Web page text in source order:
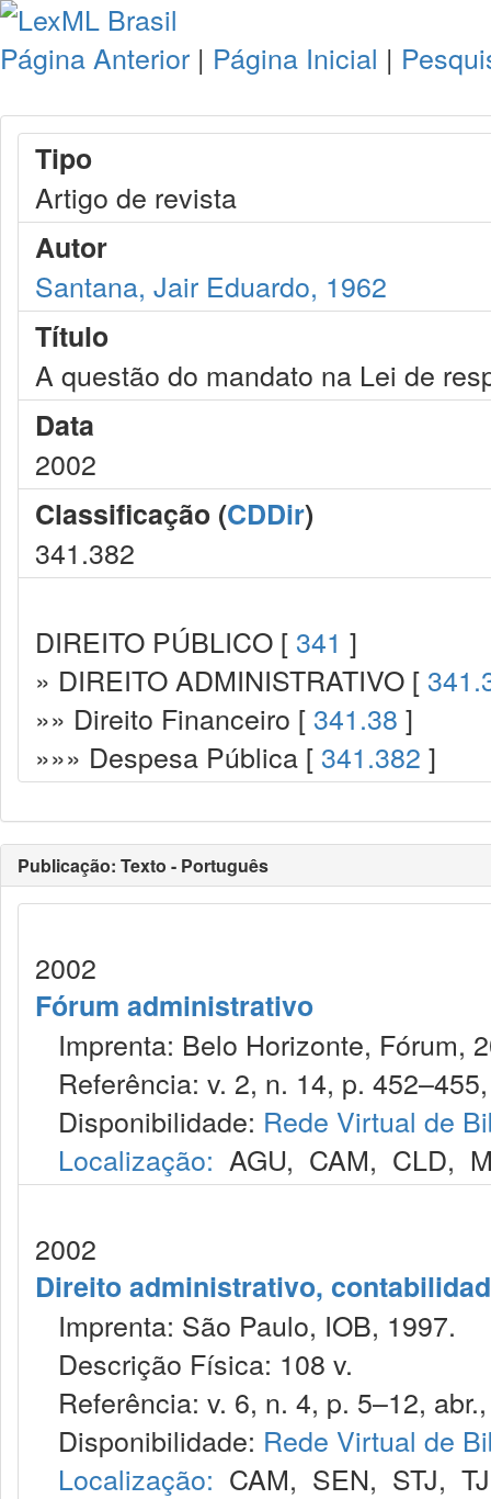
Página Anterior | Página Inicial |
Tipo
Artigo de revista
Autor
Santana, Jair Eduardo, 1962
Título
A questão do mandato na Lei de
Data
2002
Classificação (CDDir)
341.382
DIREITO PÚBLICO [ 341 ]
» DIREITO ADMINISTRATIVO [
»» Direito Financeiro [ 341.38 ]
»»» Despesa Pública [ 341.382 ]
Publicação: Texto - Português
2002
Fórum administrativo
Imprenta: Belo Horizonte, Fórum,
Referência: v. 2, n. 14, p.
Disponibilidade: Rede Virtual de
Localização: AGU, CAM, CLD,
2002
Direito administrativo,
Imprenta: São Paulo, IOB, 1997.
Descrição Física: 108 v.
Referência: v. 6, n. 4, p. 5–12,
Disponibilidade: Rede Virtual de
Localização: CAM, SEN, STJ,